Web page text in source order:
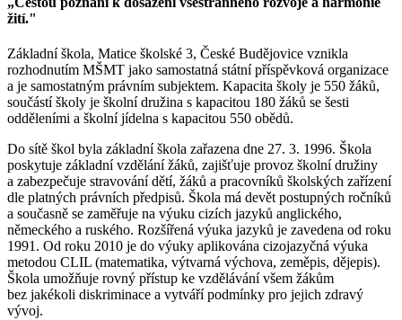
žití."
Základní škola, Matice školské 3, České Budějovice vznikla
rozhodnutím MŠMT jako samostatná státní příspěvková organizace
a je samostatným právním subjektem. Kapacita školy je 550 žáků,
součástí školy je školní družina s kapacitou 180 žáků se šesti
odděleními a školní jídelna s kapacitou 550 obědů.
Do sítě škol byla základní škola zařazena dne 27. 3. 1996. Škola
poskytuje základní vzdělání žáků, zajišťuje provoz školní družiny
a zabezpečuje stravování dětí, žáků a pracovníků školských zařízení
dle platných právních předpisů. Škola má devět postupných ročníků
a současně se zaměřuje na výuku cizích jazyků anglického,
německého a ruského. Rozšířená výuka jazyků je zavedena od roku
1991. Od roku 2010 je do výuky aplikována cizojazyčná výuka
metodou CLIL (matematika, výtvarná výchova, zeměpis, dějepis).
Škola umožňuje rovný přístup ke vzdělávání všem žákům
bez jakékoli diskriminace a vytváří podmínky pro jejich zdravý
vývoj.